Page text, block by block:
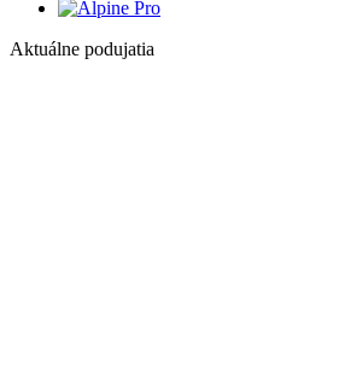
Aktuálne podujatia